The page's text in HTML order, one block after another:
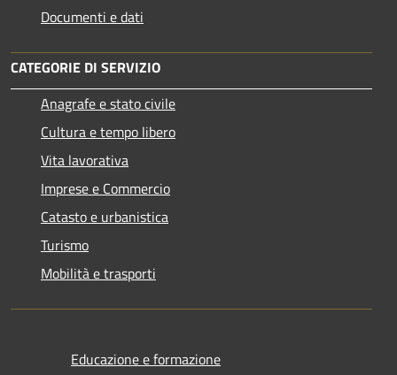
Documenti e dati
CATEGORIE DI SERVIZIO
Anagrafe e stato civile
Cultura e tempo libero
Vita lavorativa
Imprese e Commercio
Catasto e urbanistica
Turismo
Mobilità e trasporti
Educazione e formazione